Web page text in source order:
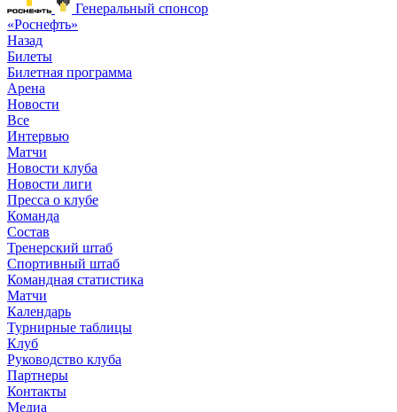
Генеральный спонсор
«Роснефть»
Назад
Билеты
Билетная программа
Арена
Новости
Все
Интервью
Матчи
Новости клуба
Новости лиги
Пресса о клубе
Команда
Состав
Тренерский штаб
Спортивный штаб
Командная статистика
Матчи
Календарь
Турнирные таблицы
Клуб
Руководство клуба
Партнеры
Контакты
Медиа